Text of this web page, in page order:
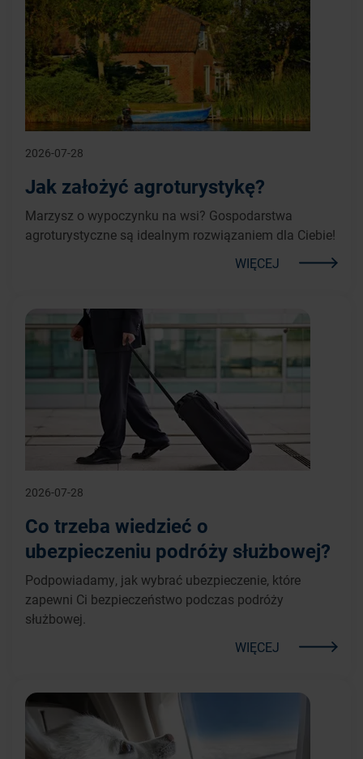
2026-07-28
Jak założyć agroturystykę?
Marzysz o wypoczynku na wsi? Gospodarstwa
agroturystyczne są idealnym rozwiązaniem dla Ciebie!
WIĘCEJ
2026-07-28
Co trzeba wiedzieć o
ubezpieczeniu podróży służbowej?
Podpowiadamy, jak wybrać ubezpieczenie, które
zapewni Ci bezpieczeństwo podczas podróży
służbowej.
WIĘCEJ